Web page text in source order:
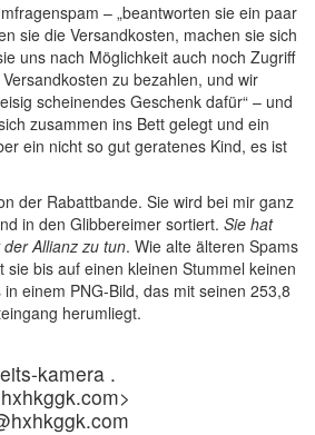
– „beantworten sie ein paar
sie die Versandkosten, machen sie sich
uns nach Möglichkeit auch noch Zugriff
zu bezahlen, und wir
scheinendes Geschenk dafür“ – und
zusammen ins Bett gelegt und ein
ein nicht so gut geratenes Kind, es ist
der Rabattbande. Sie wird bei mir ganz
in den Glibbereimer sortiert. Sie hat
Allianz zu tun. Wie alte älteren Spams
bis auf einen kleinen Stummel keinen
einem PNG-Bild, das mit seinen 253,8
herumliegt.
kamera .